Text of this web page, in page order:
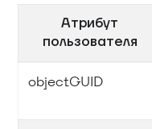
Атрибут
пользователя
objectGUID